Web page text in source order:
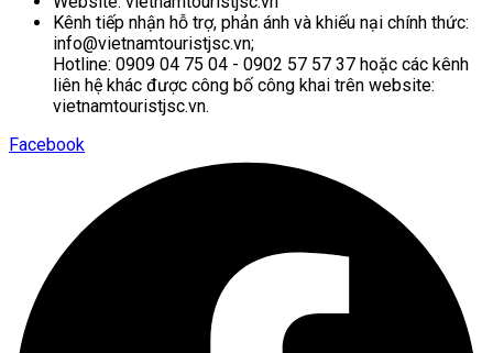
Kênh tiếp nhận hỗ trợ, phản ánh và khiếu nại chính thức:
info@vietnamtouristjsc.vn;
Hotline: 0909 04 75 04 - 0902 57 57 37 hoặc các kênh
liên hệ khác được công bố công khai trên website:
vietnamtouristjsc.vn.
Facebook